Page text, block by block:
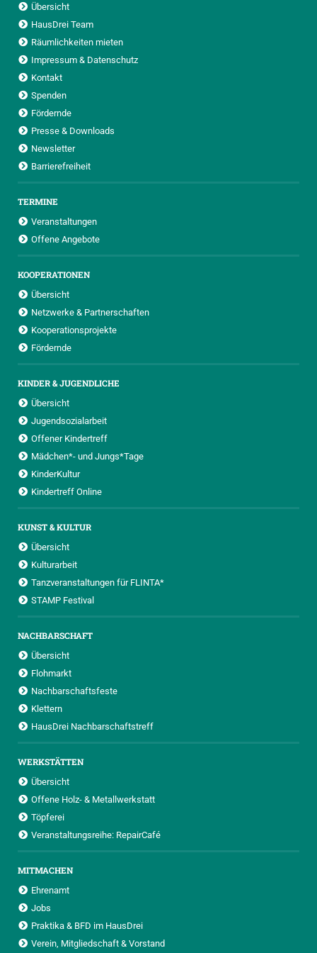
Übersicht
HausDrei Team
Räumlichkeiten mieten
Impressum & Datenschutz
Kontakt
Spenden
Fördernde
Presse & Downloads
Newsletter
Barrierefreiheit
TERMINE
Veranstaltungen
Offene Angebote
KOOPERATIONEN
Übersicht
Netzwerke & Partnerschaften
Kooperationsprojekte
Fördernde
KINDER & JUGENDLICHE
Übersicht
Jugendsozialarbeit
Offener Kindertreff
Mädchen*- und Jungs*Tage
KinderKultur
Kindertreff Online
KUNST & KULTUR
Übersicht
Kulturarbeit
Tanzveranstaltungen für FLINTA*
STAMP Festival
NACHBARSCHAFT
Übersicht
Flohmarkt
Nachbarschaftsfeste
Klettern
HausDrei Nachbarschaftstreff
WERKSTÄTTEN
Übersicht
Offene Holz- & Metallwerkstatt
Töpferei
Veranstaltungsreihe: RepairCafé
MITMACHEN
Ehrenamt
Jobs
Praktika & BFD im HausDrei
Verein, Mitgliedschaft & Vorstand